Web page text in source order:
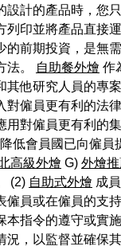
設計的產品時，您
列印並將產品直接
的前期投資，是無
法。
自助餐外燴 作
其他研究人員的專
對僱員更有利的法
用對僱員更有利的
低會員國已向僱員
高級外燴 G) 外燴
(2) 自助式外燴 成
僱員或在僱員的支
本指令的遵守或實
況，以監督並確保